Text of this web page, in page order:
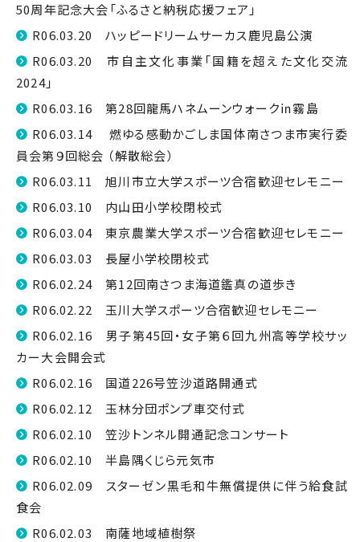
50周年記念大会「ふるさと納税応援フェア」
R06.03.20 ハッピードリームサーカス鹿児島公演
R06.03.20 市自主文化事業「国籍を超えた文化交流
2024」
R06.03.16 第28回龍馬ハネムーンウォーク㏌霧島
R06.03.14 燃ゆる感動かごしま国体南さつま市実行委
員会第９回総会 （解散総会）
R06.03.11 旭川市立大学スポーツ合宿歓迎セレモニー
R06.03.10 内山田小学校閉校式
R06.03.04 東京農業大学スポーツ合宿歓迎セレモニー
R06.03.03 長屋小学校閉校式
R06.02.24 第12回南さつま海道鑑真の道歩き
R06.02.22 玉川大学スポーツ合宿歓迎セレモニー
R06.02.16 男子第45回・女子第６回九州高等学校サッ
カー大会開会式
R06.02.16 国道226号笠沙道路開通式
R06.02.12 玉林分団ポンプ車交付式
R06.02.10 笠沙トンネル開通記念コンサート
R06.02.10 半島隅くじら元気市
R06.02.09 スターゼン黒毛和牛無償提供に伴う給食試
食会
R06.02.03 南薩地域植樹祭